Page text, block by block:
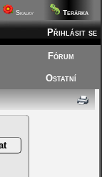
Skalky Terárka
Přihlásit se
Fórum
Ostatní